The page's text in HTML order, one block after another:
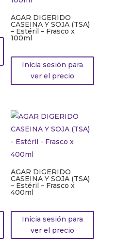
AGAR DIGERIDO
CASEINA Y SOJA (TSA)
– Estéril – Frasco x
100ml
Inicia sesión para
ver el precio
AGAR DIGERIDO
CASEINA Y SOJA (TSA)
– Estéril – Frasco x
400ml
Inicia sesión para
ver el precio